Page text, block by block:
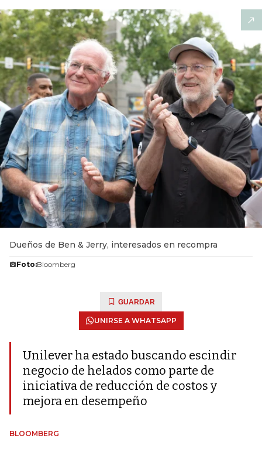
Dueños de Ben & Jerry, interesados en recompra
Foto:Bloomberg
GUARDAR
UNIRSE A WHATSAPP
Unilever ha estado buscando escindir
negocio de helados como parte de
iniciativa de reducción de costos y
mejora en desempeño
BLOOMBERG